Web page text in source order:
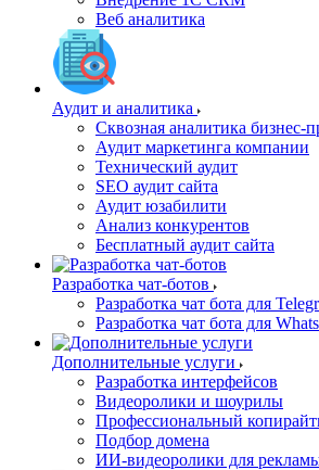
Веб аналитика
Аудит и аналитика
Сквозная аналитика бизнес-
Аудит маркетинга компании
Технический аудит
SEO аудит сайта
Аудит юзабилити
Анализ конкурентов
Бесплатный аудит сайта
Разработка чат-ботов
Разработка чат бота для
Разработка чат бота для
Дополнительные услуги
Разработка интерфейсов
Видеоролики и шоурилы
Профессиональный
Подбор домена
ИИ-видеоролики для